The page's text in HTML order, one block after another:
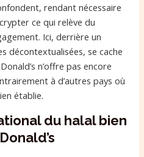
rendant nécessaire
ce qui relève du
Ici, derrière un
décontextualisées, se cache
n’offre pas encore
à d’autres pays où
établie.
du halal bien